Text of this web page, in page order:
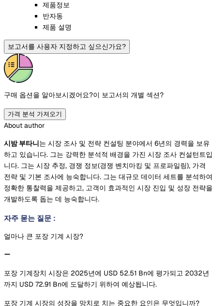
제품정보
반자동
제품 설명
보고서를 사용자 지정하고 싶으신가요?
구매 옵션을 알아보시겠어요?이 보고서의 개별 섹션?
가격 분석 가져오기
About author
시밤 부타니는 시장 조사 및 전략 컨설팅 분야에서 6년의 경력을 보유
하고 있습니다. 그는 강력한 분석적 배경을 가진 시장 조사 컨설턴트입
니다. 그는 시장 추정, 경쟁 정보(경쟁 벤치마킹 및 프로파일링), 가격
전략 및 기본 조사에 능숙합니다. 그는 대규모 데이터 세트를 분석하여
정확한 통찰력을 제공하고, 고객이 효과적인 시장 진입 및 성장 전략을
개발하도록 돕는 데 능숙합니다.
자주 묻는 질문 :
얼마나 큰 포장 기계 시장?
포장 기계장치 시장은 2025년에 USD 52.51 Bn에 평가되고 2032년
까지 USD 72.91 Bn에 도달하기 위하여 예상됩니다.
포장 기계 시장의 성장을 망치로 치는 중요한 요인은 무엇입니까?